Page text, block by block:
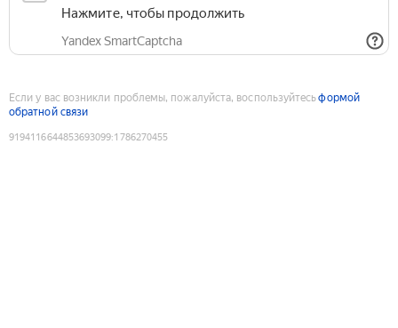
Нажмите, чтобы продолжить
Yandex SmartCaptcha
Если у вас возникли проблемы, пожалуйста, воспользуйтесьформой
обратной связи
9194116644853693099:1786270455